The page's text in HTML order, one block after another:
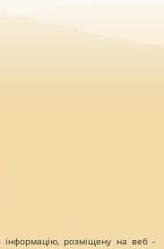
розміщену на веб -